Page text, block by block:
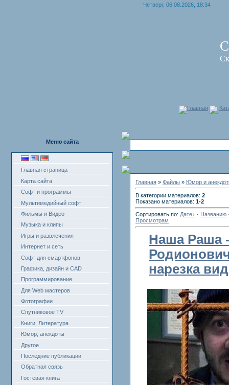
Четверг, 06.08.2026, 18:34
Главная
Меню сайта
Главная страница
Карта сайта
Софт и программы
Мультимедийный софт
Фильмы и Видео
Музыка и клипы
Игры и развлечения
Интернет и сеть
Софт для смартфонов
Графика, дизайн и CAD
Программирование
Для Web мастеров
Фотографии
Спутниковое TV
Книги, Литература
Юмор, анекдоты
Другое
Последние публикации
Обратная связь
Гостевая книга
Главная » Файлы » Юмор и
В категории материалов: 2
Показано материалов: 1-2
Сортировать по: Дате · Названию
Просмотрам
Наша Раша
нарезка